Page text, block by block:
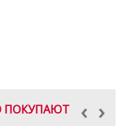
ПОКУПАЮТ ›
‹